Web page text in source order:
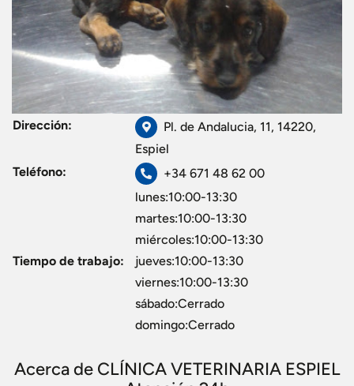
Dirección:
Pl. de Andalucia, 11, 14220,
Espiel
Teléfono:
+34 671 48 62 00
Tiempo de trabajo:
lunes:10:00-13:30
martes:10:00-13:30
miércoles:10:00-13:30
jueves:10:00-13:30
viernes:10:00-13:30
sábado:Cerrado
domingo:Cerrado
Acerca de CLÍNICA VETERINARIA ESPIEL